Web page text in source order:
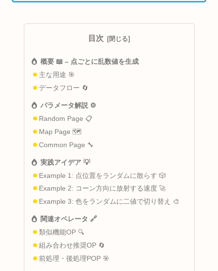
目次
概要 📖 – 点ごとに乱数値を生成
主な用途 🎯
データフロー 🔄
パラメータ解説 ⚙️
Random Page 📋
Map Page 🗺️
Common Page 🔧
実践アイデア 💡
Example 1: 点位置をランダムに散らす 🎲
Example 2: コーン方向に放射する速度 🚀
Example 3: 色をランダムに二値で切り替え 🎨
関連オペレータ 🔗
類似機能OP 🔍
組み合わせ推奨OP 🔄
前処理・後処理POP 🎯